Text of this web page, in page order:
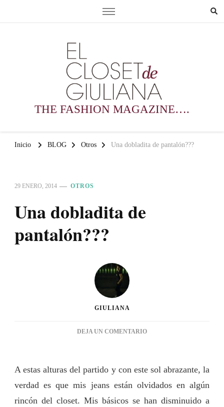
THE FASHION MAGAZINE….
Inicio BLOG Otros Una dobladita de pantalón???
29 ENERO, 2014 OTROS
Una dobladita de
pantalón???
GIULIANA
DEJA UN COMENTARIOEN
PANTALÓN???
A estas alturas del partido y con este sol abrazante, la
verdad es que mis jeans están olvidados en algún
rincón del closet. Mis básicos se han disminuido a